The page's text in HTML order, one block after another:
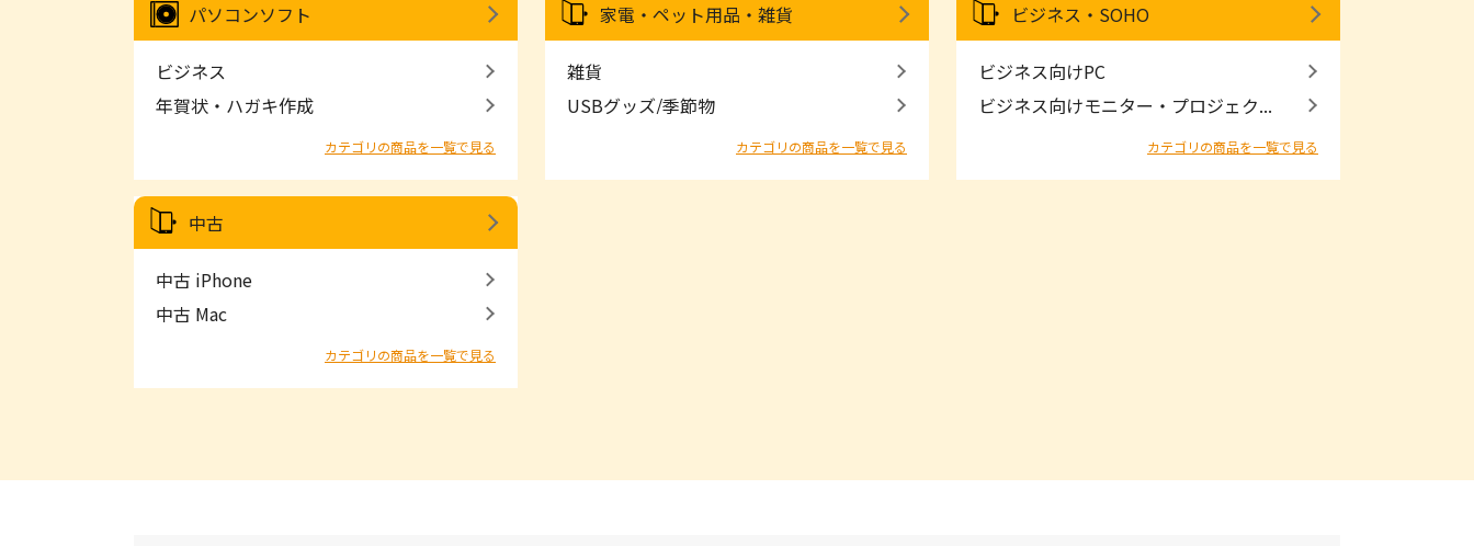
パソコンソフト
ビジネス
年賀状・ハガキ作成
カテゴリの商品を一覧で見る
家電・ペット用品・雑貨
雑貨
USBグッズ/季節物
カテゴリの商品を一覧で見る
ビジネス・SOHO
ビジネス向けPC
ビジネス向けモニター・プロジェク...
カテゴリの商品を一覧で見る
中古
中古 iPhone
中古 Mac
カテゴリの商品を一覧で見る